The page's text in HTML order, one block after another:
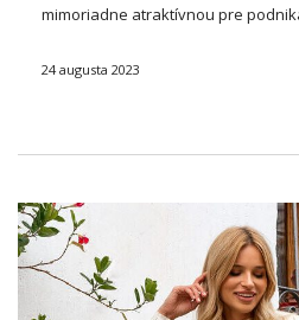
mimoriadne atraktívnou pre
širokému sortimente oblečenia
24 augusta 2023